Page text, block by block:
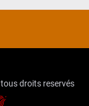
tous droits reservés